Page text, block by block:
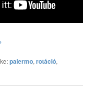
palermo,rotáció,